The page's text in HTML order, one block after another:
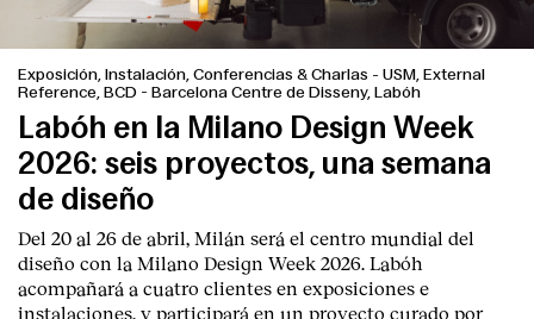
Exposición, Instalación, Conferencias & Charlas - USM, External
Reference, BCD - Barcelona Centre de Disseny, Labóh
Labóh en la Milano Design Week
2026: seis proyectos, una semana
de diseño
Del 20 al 26 de abril, Milán será el centro mundial del
diseño con la Milano Design Week 2026. Labóh
acompañará a cuatro clientes en exposiciones e
instalaciones, y participará en un proyecto curado por